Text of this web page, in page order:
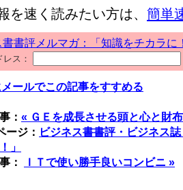
を速く読みたい方は、 簡単
書書評メルマガ：「知識をチカラに
ス：
ールでこの記事をすすめる
： « ＧＥを成長させる頭と心と財布
ージ： ビジネス書書評・ビジネス
」
：
ＩＴで使い勝手良いコンビニ »